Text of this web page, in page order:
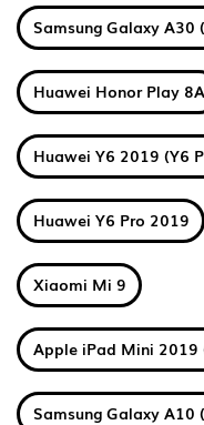
Samsung Galaxy A30
Huawei Honor Play 8A
Huawei Y6 2019 (Y6
Huawei Y6 Pro 2019
Xiaomi Mi 9
Apple iPad Mini 2019
Samsung Galaxy A10